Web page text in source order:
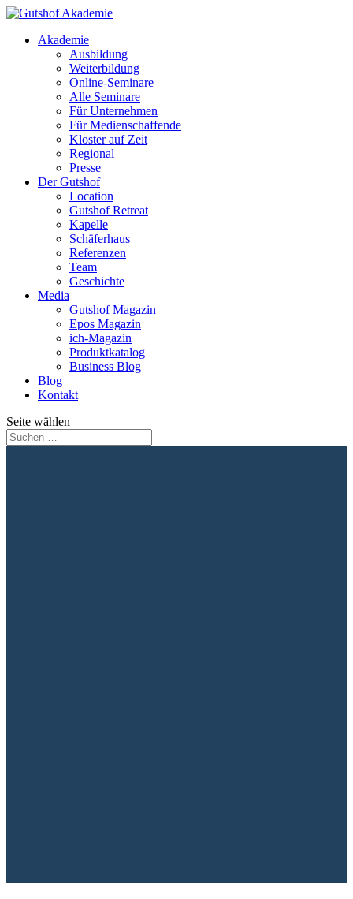
Akademie
Ausbildung
Weiterbildung
Online-Seminare
Alle Seminare
Für Unternehmen
Für Medienschaffende
Kloster auf Zeit
Regional
Presse
Der Gutshof
Location
Gutshof Retreat
Kapelle
Schäferhaus
Referenzen
Team
Geschichte
Media
Gutshof Magazin
Epos Magazin
ich-Magazin
Produktkatalog
Business Blog
Blog
Kontakt
Seite wählen